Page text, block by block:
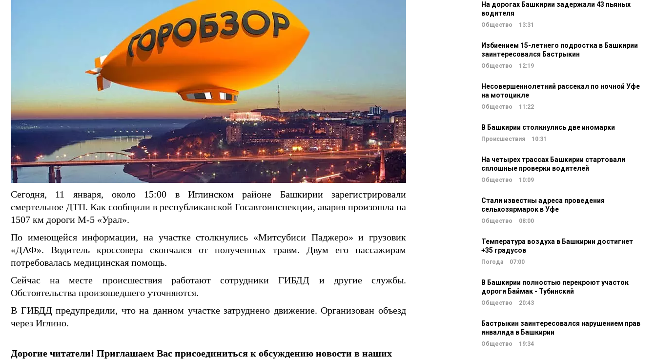
Сегодня, 11 января, около 15:00 в Иглинском районе Башкирии зарегистрировали
смертельное ДТП. Как сообщили в республиканской Госавтоинспекции, авария произошла на
1507 км дороги М-5 «Урал».
По имеющейся информации, на участке столкнулись «Митсубиси Паджеро» и грузовик
«ДАФ». Водитель кроссовера скончался от полученных травм. Двум его пассажирам
потребовалась медицинская помощь.
Сейчас на месте происшествия работают сотрудники ГИБДД и другие службы.
Обстоятельства произошедшего уточняются.
В ГИБДД предупредили, что на данном участке затруднено движение. Организован объезд
через Иглино.
Дорогие читатели! Приглашаем Вас присоединиться к обсуждению новости в наших
На дорогах Башкирии задержали 43 пьяных
водителя
Общество 13:31
Избиением 15-летнего подростка в Башкирии
заинтересовался Бастрыкин
Общество 12:19
Несовершеннолетний рассекал по ночной Уфе
на мотоцикле
Общество 11:22
В Башкирии столкнулись две иномарки
Происшествия 10:31
На четырех трассах Башкирии стартовали
сплошные проверки водителей
Общество 10:09
Стали известны адреса проведения
сельхозярмарок в Уфе
Общество 08:00
Температура воздуха в Башкирии достигнет
+35 градусов
Погода 07:00
В Башкирии полностью перекроют участок
дороги Баймак - Тубинский
Общество 20:43
Бастрыкин заинтересовался нарушением прав
инвалида в Башкирии
Общество 19:34